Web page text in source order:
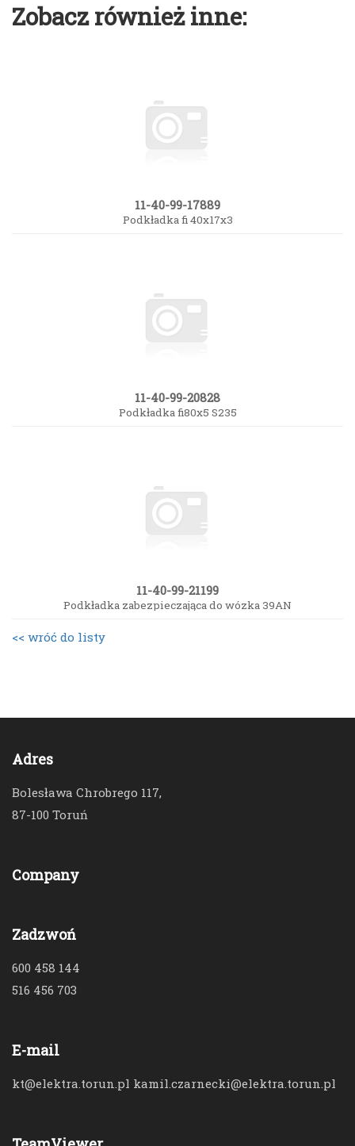
Zobacz również inne:
11-40-99-17889
Podkładka fi 40x17x3
11-40-99-20828
Podkładka fi80x5 S235
11-40-99-21199
Podkładka zabezpieczająca do wózka 39AN
<< wróć do listy
Adres
Bolesława Chrobrego 117,
87-100 Toruń
Company
Zadzwoń
600 458 144
516 456 703
E-mail
kt@elektra.torun.pl kamil.czarnecki@elektra.torun.pl